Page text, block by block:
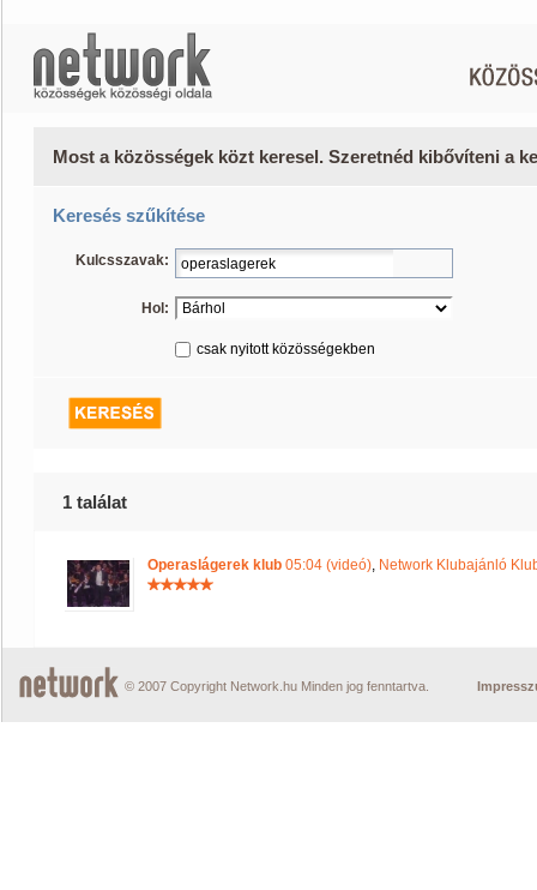
Most a közösségek közt keresel. Szeretnéd kibővíteni a
Keresés szűkítése
Kulcsszavak:
Hol:
csak nyitott közösségekben
1 találat
Operaslágerek klub 05:04 (videó), Network Klubajánló
© 2007 Copyright Network.hu Minden jog fenntartva.